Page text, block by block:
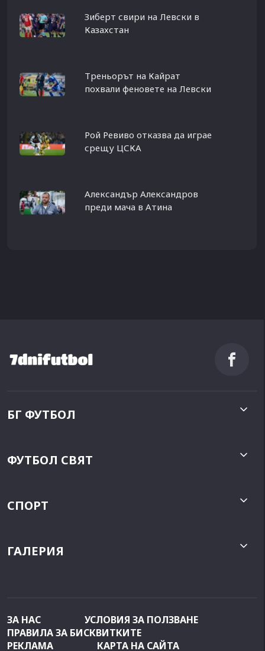
Зиберт свири на Левски в
Казахстан
Треньорът на Кайрат
похвали феновете на Левски
Рой Ревиво отказва да играе
срещу ЦСКА
Александър Александров
преди мача в Атина
БГ ФУТБОЛ
ФУТБОЛ СВЯТ
СПОРТ
ГАЛЕРИЯ
ЗА НАС
УСЛОВИЯ ЗА ПОЛЗВАНЕ
ПРАВИЛА ЗА БИСКВИТКИТЕ
РЕКЛАМА
КАРТА НА САЙТА